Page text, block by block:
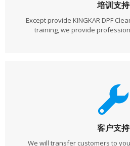
培训支持
Except provide KINGKAR DPF
training, we provide
客户支持
We will transfer customers to